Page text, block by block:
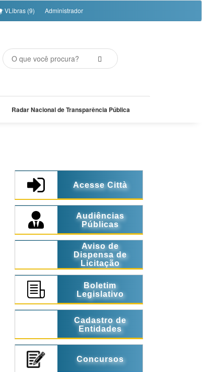
VLibras (9) Administrador
Radar Nacional de Transparência Pública
Acesse Città
Audiências
Públicas
Aviso de
Dispensa de
Licitação
Boletim
Legislativo
Cadastro de
Entidades
Concursos